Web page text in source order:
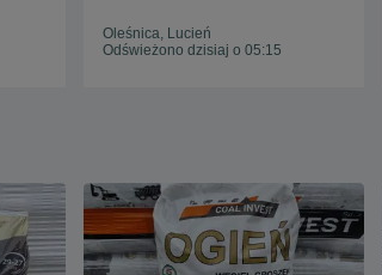
Oleśnica, Lucień
Odświeżono dzisiaj o 05:15